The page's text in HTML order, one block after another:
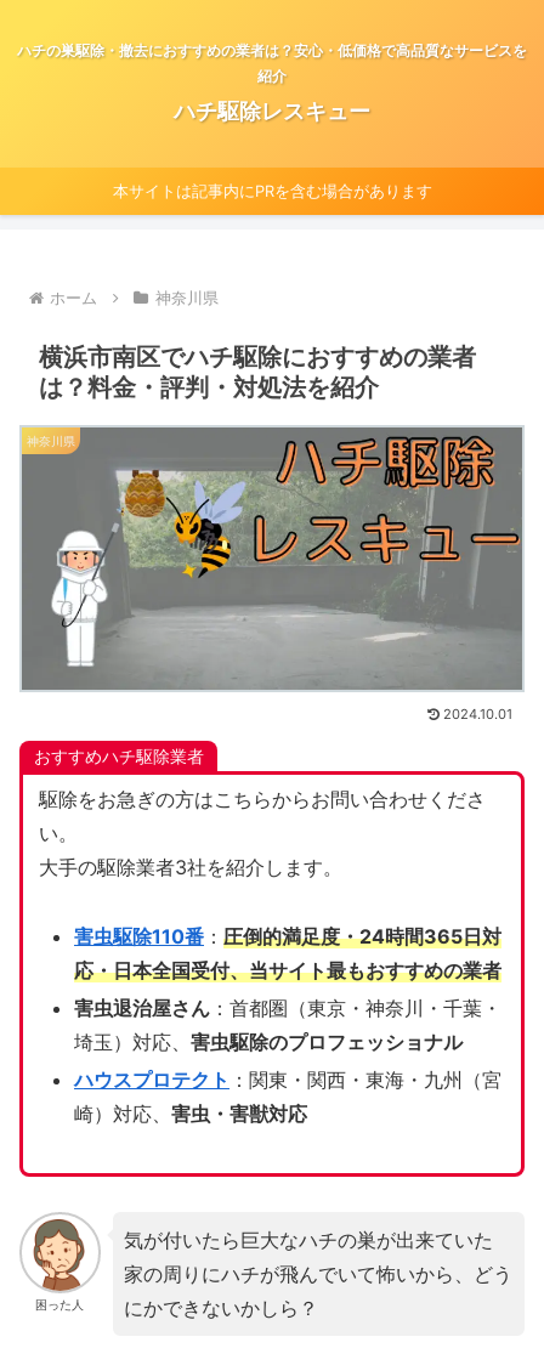
ハチの巣駆除・撤去におすすめの業者は？安心・低価格で高品質なサービスを
紹介
ハチ駆除レスキュー
本サイトは記事内にPRを含む場合があります
ホーム 神奈川県
横浜市南区でハチ駆除におすすめの業者
は？料金・評判・対処法を紹介
神奈川県
2024.10.01
おすすめハチ駆除業者
駆除をお急ぎの方はこちらからお問い合わせくださ
い。
大手の駆除業者3社を紹介します。
害虫駆除110番： 圧倒的満足度・24時間365日対
応・日本全国受付、当サイト最もおすすめの業者
害虫退治屋さん：首都圏（東京・神奈川・千葉・
埼玉）対応、 害虫駆除のプロフェッショナル
ハウスプロテクト ：関東・関西・東海・九州（宮
崎）対応、 害虫・害獣対応
困った人
気が付いたら巨大なハチの巣が出来ていた
家の周りにハチが飛んでいて怖いから、どう
にかできないかしら？